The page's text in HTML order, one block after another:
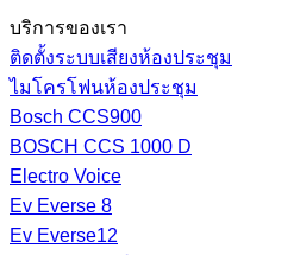
บริการของเรา
ติดตั้งระบบเสียงห้องประชุม
ไมโครโฟนห้องประชุม
Bosch CCS900
BOSCH CCS 1000 D
Electro Voice
Ev Everse 8
Ev Everse12